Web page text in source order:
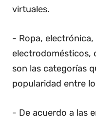
virtuales.
- Ropa, electrónica,
electrodomésticos,
son las categorías
popularidad entre
- De acuerdo a las